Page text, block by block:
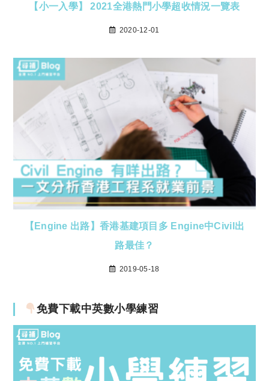
【小一入學】 2021全港熱門小學超收情況一覽表
2020-12-01
【Engine 出路】香港基建項目多 Engine中Civil出
路最佳？
2019-05-18
免費下載中英數小學練習